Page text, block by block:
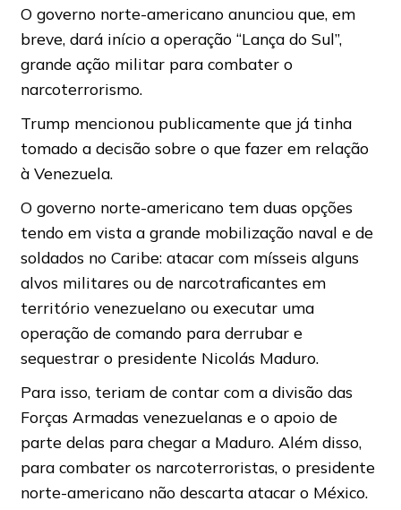
O governo norte-americano anunciou que, em
breve, dará início a operação “Lança do Sul”,
grande ação militar para combater o
narcoterrorismo.
Trump mencionou publicamente que já tinha
tomado a decisão sobre o que fazer em relação
à Venezuela.
O governo norte-americano tem duas opções
tendo em vista a grande mobilização naval e de
soldados no Caribe: atacar com mísseis alguns
alvos militares ou de narcotraficantes em
território venezuelano ou executar uma
operação de comando para derrubar e
sequestrar o presidente Nicolás Maduro.
Para isso, teriam de contar com a divisão das
Forças Armadas venezuelanas e o apoio de
parte delas para chegar a Maduro. Além disso,
para combater os narcoterroristas, o presidente
norte-americano não descarta atacar o México.